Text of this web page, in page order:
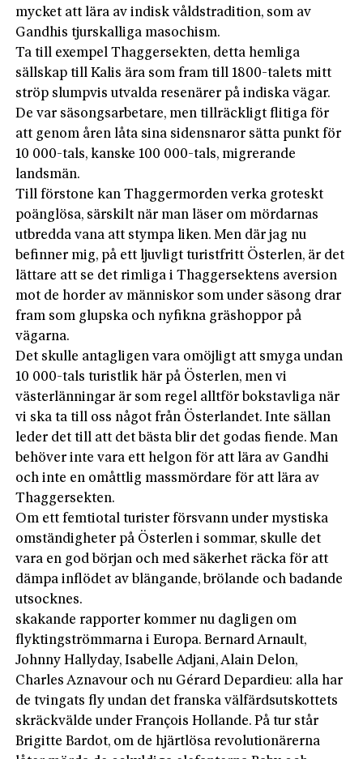
mycket att lära av indisk våldstradition, som av
Gandhis tjurskalliga masochism.
Ta till exempel Thaggersekten, detta hemliga
sällskap till Kalis ära som fram till 1800-talets mitt
ströp slumpvis utvalda resenärer på indiska vägar.
De var säsongsarbetare, men tillräckligt flitiga för
att genom åren låta sina sidensnaror sätta punkt för
10 000-tals, kanske 100 000-tals, migrerande
landsmän.
Till förstone kan Thaggermorden verka groteskt
poänglösa, särskilt när man läser om mördarnas
utbredda vana att stympa liken. Men där jag nu
befinner mig, på ett ljuvligt turistfritt Österlen, är det
lät­tare att se det rimliga i Thaggersektens aversion
mot de horder av människor som under säsong drar
fram som glupska och nyfikna gräshoppor på
vägarna.
Det skulle antagligen vara omöjligt att smyga undan
10 000-tals turistlik här på Österlen, men vi
västerlänningar är som regel alltför bokstavliga när
vi ska ta till oss något från Österlandet. Inte sällan
leder det till att det bästa blir det godas fiende. Man
behöver inte vara ett helgon för att lära av Gandhi
och inte en omåttlig massmördare för att lära av
Thaggersekten.
Om ett femtiotal turister försvann under mystiska
omständigheter på Österlen i sommar, skulle det
vara en god början och med säkerhet räcka för att
dämpa inflödet av blängande, brölande och badande
utsocknes.
skakande rapporter kommer nu dagligen om
flyktingströmmarna i Europa. Bernard Arnault,
Johnny Hallyday, Isabelle Adjani, Alain Delon,
Charles Aznavour och nu Gérard Depardieu: alla har
de tvingats fly undan det franska välfärdsutskottets
skräckvälde under François Hollande. På tur står
Brigitte Bardot, om de hjärtlösa revolutionärerna